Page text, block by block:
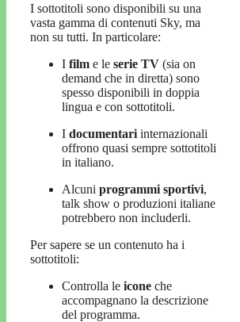
I sottotitoli sono disponibili su una
vasta gamma di contenuti Sky, ma
non su tutti. In particolare:
I film e le serie TV (sia on
demand che in diretta) sono
spesso disponibili in doppia
lingua e con sottotitoli.
I documentari internazionali
offrono quasi sempre sottotitoli
in italiano.
Alcuni programmi sportivi,
talk show o produzioni italiane
potrebbero non includerli.
Per sapere se un contenuto ha i
sottotitoli:
Controlla le icone che
accompagnano la descrizione
del programma.